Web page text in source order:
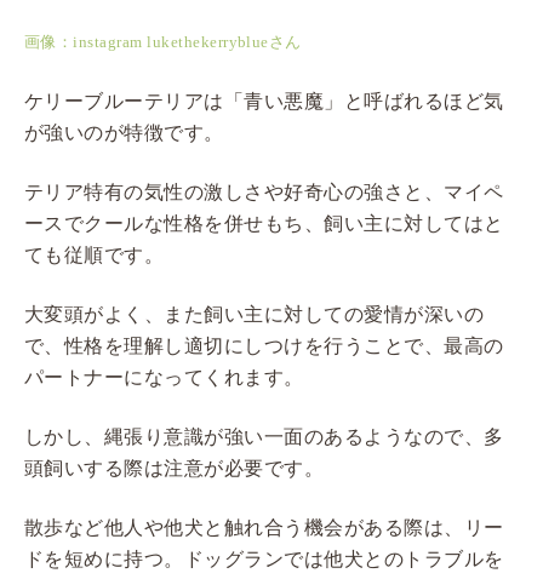
画像：instagram lukethekerryblueさん
ケリーブルーテリアは「青い悪魔」と呼ばれるほど気
が強いのが特徴です。
テリア特有の気性の激しさや好奇心の強さと、マイペ
ースでクールな性格を併せもち、飼い主に対してはと
ても従順です。
大変頭がよく、また飼い主に対しての愛情が深いの
で、性格を理解し適切にしつけを行うことで、最高の
パートナーになってくれます。
しかし、縄張り意識が強い一面のあるようなので、多
頭飼いする際は注意が必要です。
散歩など他人や他犬と触れ合う機会がある際は、リー
ドを短めに持つ。ドッグランでは他犬とのトラブルを